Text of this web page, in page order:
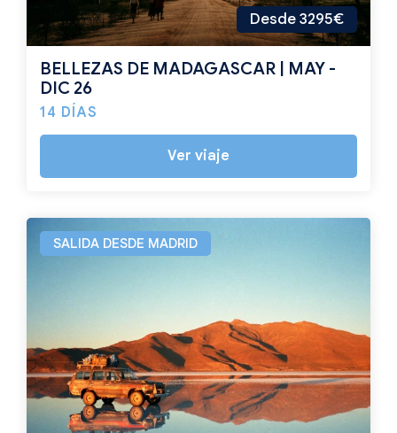
Desde 3295€
BELLEZAS DE MADAGASCAR | MAY -
DIC 26
14 DÍAS
Ver viaje
SALIDA DESDE MADRID